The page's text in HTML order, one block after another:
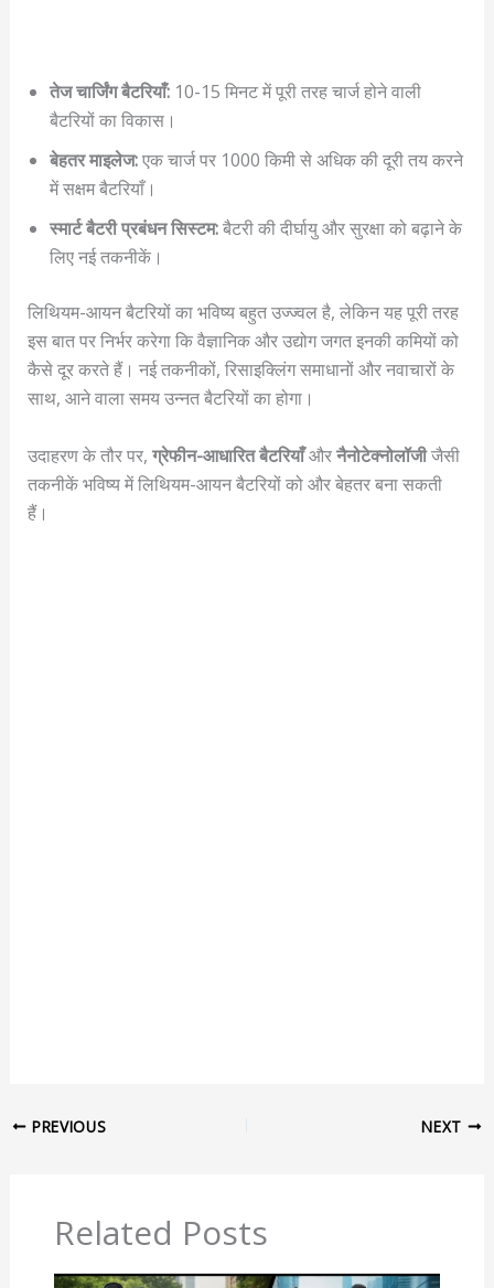
तेज चार्जिंग बैटरियाँ:10-15 मिनट में पूरी तरह चार्ज होने वाली
बैटरियों का विकास।
बेहतर माइलेज:एक चार्ज पर 1000 किमी से अधिक की दूरी तय करने
में सक्षम बैटरियाँ।
स्मार्ट बैटरी प्रबंधन सिस्टम:बैटरी की दीर्घायु और सुरक्षा को बढ़ाने के
लिए नई तकनीकें।
लिथियम-आयन बैटरियों का भविष्य बहुत उज्ज्वल है, लेकिन यह पूरी तरह
इस बात पर निर्भर करेगा कि वैज्ञानिक और उद्योग जगत इनकी कमियों को
कैसे दूर करते हैं। नई तकनीकों, रिसाइक्लिंग समाधानों और नवाचारों के
साथ, आने वाला समय उन्नत बैटरियों का होगा।
उदाहरण के तौर पर, ग्रेफीन-आधारित बैटरियाँऔरनैनोटेक्नोलॉजीजैसी
तकनीकें भविष्य में लिथियम-आयन बैटरियों को और बेहतर बना सकती
हैं।
PREVIOUS NEXT
Related Posts